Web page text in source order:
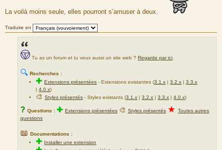
La voilà moins seule, elles pourront s’amuser à deux.
Traduire en
Tu as un forum et tu veux aussi un site web ? Regarde par ici
🔍 Recherches :
✚Extensions présentées -Extensions existantes (3.1.x |3.2.x |3.3.x
|4.0.x)
🎨Styles présentés - Styles existants (3.1.x |3.2.x |3.3.x |4.0.x)
? Questions : ✚ Extensions présentées 🎨 Styles présentés ★ Toutes autres
questions
📖 Documentations :
✚ Installer une extension